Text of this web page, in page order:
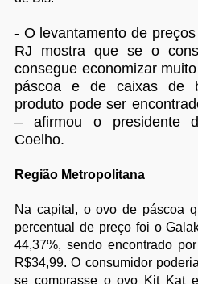
- O levantamento de
RJ mostra que se o
consegue economizar
páscoa e de caixas de
produto pode ser
– afirmou o presidente
Coelho.
Região Metropolitana
Na capital, o ovo de páscoa
percentual de preço foi o
44,37%, sendo encontrado
R$34,99. O consumidor
se comprasse o ovo Kit Kat